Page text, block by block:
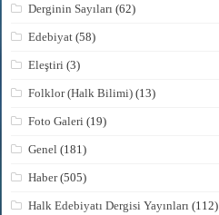
Derginin Sayıları (62)
Edebiyat (58)
Eleştiri (3)
Folklor (Halk Bilimi) (13)
Foto Galeri (19)
Genel (181)
Haber(505)
Halk Edebiyatı Dergisi Yayınları (112)